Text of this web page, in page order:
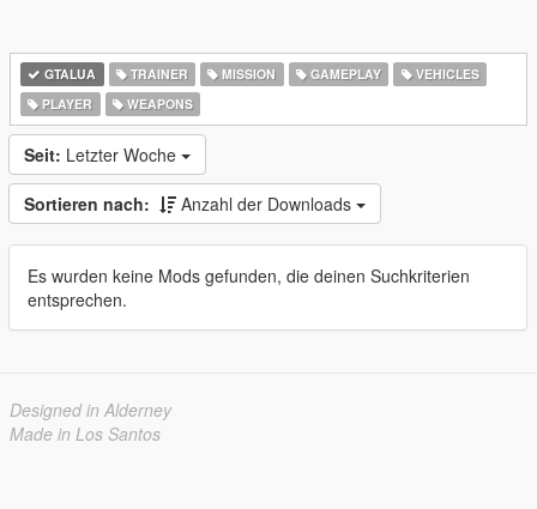
GTALUA TRAINER MISSION GAMEPLAY
VEHICLES
PLAYER
WEAPONS
Seit: Letzter Woche
Sortieren nach: Anzahl der Downloads
Es wurden keine Mods gefunden, die deinen Suchkriterien
entsprechen.
Designed in Alderney
Made in Los Santos